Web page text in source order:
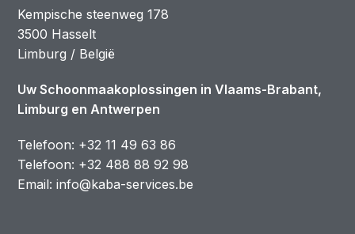
Kempische steenweg 178
3500 Hasselt
Limburg / België
Uw Schoonmaakoplossingen in Vlaams-Brabant,
Limburg en Antwerpen
Telefoon: +32 11 49 63 86
Telefoon: +32 488 88 92 98
Email: info@kaba-services.be